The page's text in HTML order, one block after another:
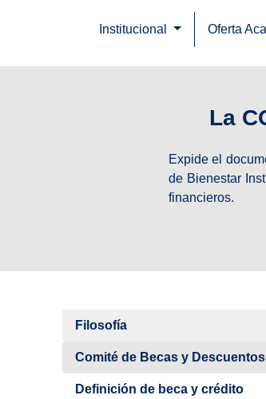
Institucional Oferta
La
Expide el
de Bienestar
financieros.
Filosofía
Comité de Becas y Descuentos
Definición de beca y crédito